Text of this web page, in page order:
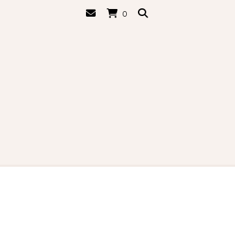
0